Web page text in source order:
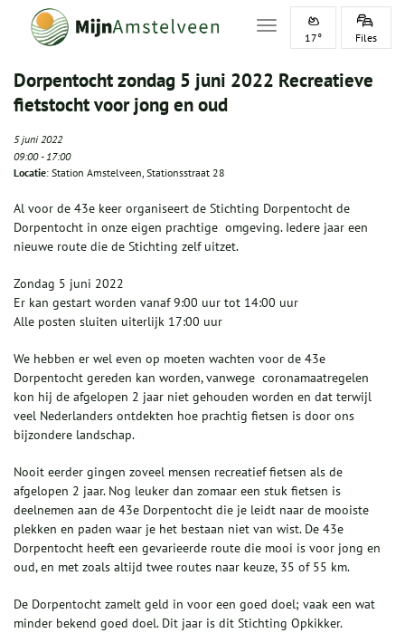
Toggle navigation
17° Files
Dorpentocht zondag 5 juni 2022 Recreatieve
fietstocht voor jong en oud
5 juni 2022
09:00-17:00
Locatie: Station Amstelveen, Stationsstraat 28
Al voor de 43e keer organiseert de Stichting Dorpentocht de
Dorpentocht in onze eigen prachtige omgeving. Iedere jaar een
nieuwe route die de Stichting zelf uitzet.
Zondag 5 juni 2022
Er kan gestart worden vanaf 9:00 uur tot 14:00 uur
Alle posten sluiten uiterlijk 17:00 uur
We hebben er wel even op moeten wachten voor de 43e
Dorpentocht gereden kan worden, vanwege coronamaatregelen
kon hij de afgelopen 2 jaar niet gehouden worden en dat terwijl
veel Nederlanders ontdekten hoe prachtig fietsen is door ons
bijzondere landschap.
Nooit eerder gingen zoveel mensen recreatief fietsen als de
afgelopen 2 jaar. Nog leuker dan zomaar een stuk fietsen is
deelnemen aan de 43e Dorpentocht die je leidt naar de mooiste
plekken en paden waar je het bestaan niet van wist. De 43e
Dorpentocht heeft een gevarieerde route die mooi is voor jong en
oud, en met zoals altijd twee routes naar keuze, 35 of 55 km.
De Dorpentocht zamelt geld in voor een goed doel; vaak een wat
minder bekend goed doel. Dit jaar is dit Stichting Opkikker.